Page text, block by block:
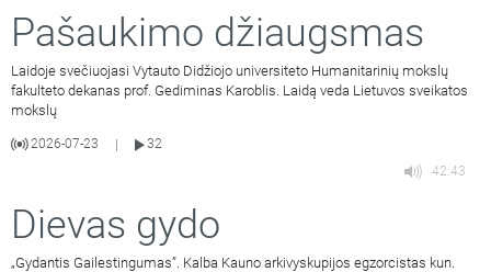
Pašaukimo džiaugsmas
Laidoje svečiuojasi Vytauto Didžiojo universiteto Humanitarinių mokslų
fakulteto dekanas prof. Gediminas Karoblis. Laidą veda Lietuvos sveikatos
mokslų
2026-07-23
32
42:43
Dievas gydo
„Gydantis Gailestingumas”. Kalba Kauno arkivyskupijos egzorcistas kun.